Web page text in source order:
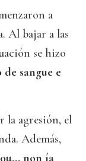
a
Al bajar a las
se hizo
sangue e
la agresión, el
Además,